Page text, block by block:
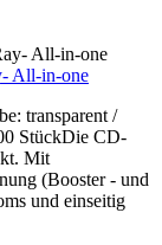
All-in-one
transparent /
StückDie CD-
Mit
(Booster - und
und einseitig